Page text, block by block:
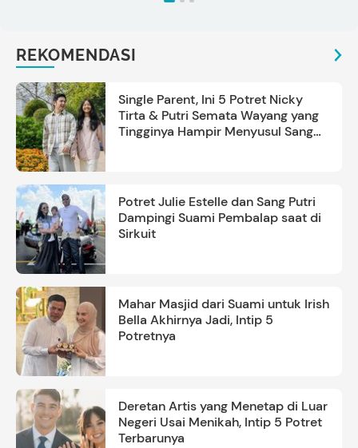
REKOMENDASI
Single Parent, Ini 5 Potret Nicky
Tirta & Putri Semata Wayang yang
Tingginya Hampir Menyusul Sang
Potret Julie Estelle dan Sang Putri
Dampingi Suami Pembalap saat di
Sirkuit
Mahar Masjid dari Suami untuk Irish
Bella Akhirnya Jadi, Intip 5
Potretnya
Deretan Artis yang Menetap di Luar
Negeri Usai Menikah, Intip 5 Potret
Terbarunya